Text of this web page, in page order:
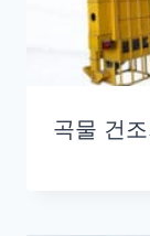
곡물 건